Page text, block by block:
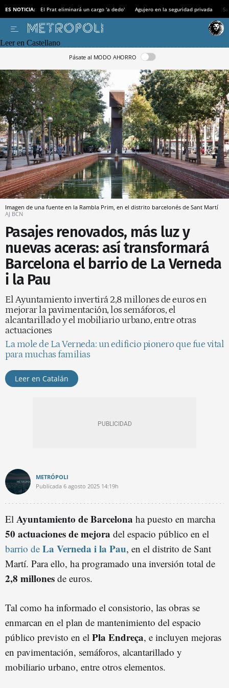
ES NOTICIA: El Prat eliminará un cargo 'a dedo' Agujero en la seguridad privada
Leer en Castellano
Pásate al MODO AHORRO
Imagen de una fuente en la Rambla Prim, en el distrito barcelonés de Sant Martí
AJ BCN
Pasajes renovados, más luz y
nuevas aceras: así transformará
Barcelona el barrio de La Verneda
i la Pau
El Ayuntamiento invertirá 2,8 millones de euros en
mejorar la pavimentación, los semáforos, el
alcantarillado y el mobiliario urbano, entre otras
actuaciones
La mole de La Verneda: un edificio pionero que fue vital
para muchas familias
Leer en Catalán
METRÓPOLI
Publicada 6 agosto 2025 14:19h
El Ayuntamiento de Barcelona ha puesto en marcha
50 actuaciones de mejora del espacio público en el
barrio de La Verneda i la Pau, en el distrito de Sant
Martí. Para ello, ha programado una inversión total de
2,8 millones de euros.
Tal como ha informado el consistorio, las obras se
enmarcan en el plan de mantenimiento del espacio
público previsto en el Pla Endreça, e incluyen mejoras
en pavimentación, semáforos, alcantarillado y
mobiliario urbano, entre otros elementos.